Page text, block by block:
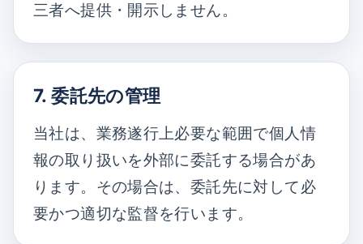
三者へ提供・開示しません。
7. 委託先の管理
当社は、業務遂行上必要な範囲で個人情
報の取り扱いを外部に委託する場合があ
ります。その場合は、委託先に対して必
要かつ適切な監督を行います。